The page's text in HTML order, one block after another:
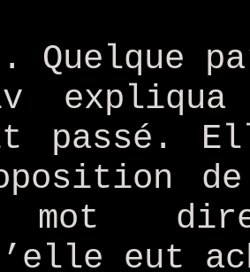
Quelque
passé.
de
mot
eut